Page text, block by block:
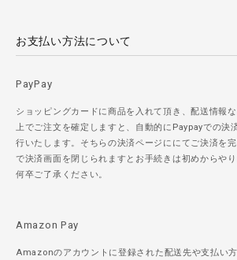
お支払い方法について
PayPay
ショッピングカードに商品を入れて頂き、配送情報
上でご注文を確定しますと、自動的にPaypayでの決
行いたします。そちらの決済ページににてご決済を
で決済画面を閉じられますとお手続きは初めからやり
何卒ご了承ください。
Amazon Pay
Amazonのアカウントに登録された配送先や支払い